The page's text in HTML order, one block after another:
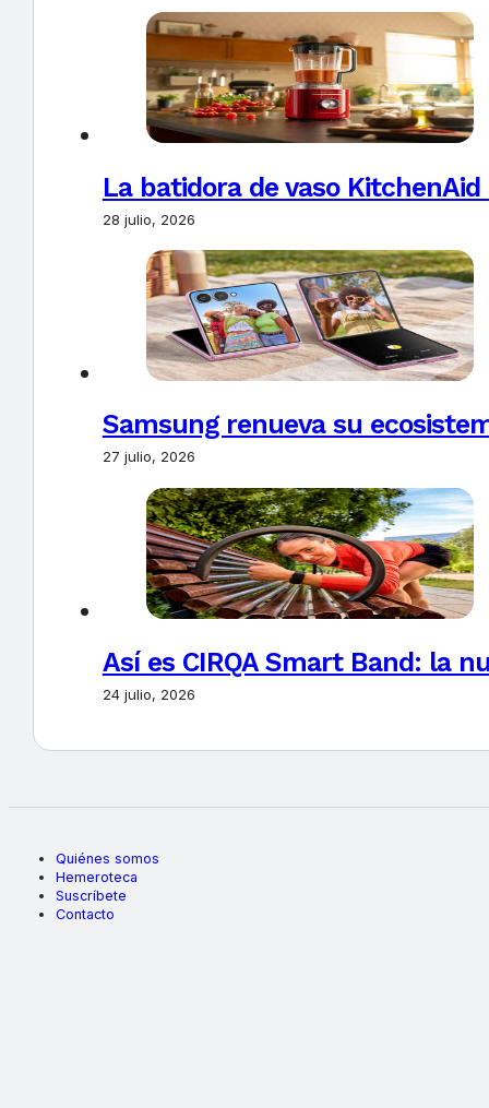
La batidora de vaso
28 julio, 2026
Samsung renueva su
27 julio, 2026
Así es CIRQA Smart Band: la
24 julio, 2026
Quiénes somos
Hemeroteca
Suscríbete
Contacto